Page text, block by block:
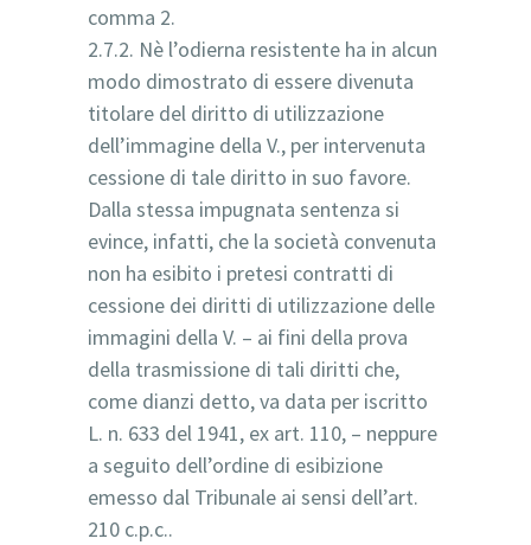
comma 2.
2.7.2. Nè l’odierna resistente ha in alcun
modo dimostrato di essere divenuta
titolare del diritto di utilizzazione
dell’immagine della V., per intervenuta
cessione di tale diritto in suo favore.
Dalla stessa impugnata sentenza si
evince, infatti, che la società convenuta
non ha esibito i pretesi contratti di
cessione dei diritti di utilizzazione delle
immagini della V. – ai fini della prova
della trasmissione di tali diritti che,
come dianzi detto, va data per iscritto
L. n. 633 del 1941, ex art. 110, – neppure
a seguito dell’ordine di esibizione
emesso dal Tribunale ai sensi dell’art.
210 c.p.c..